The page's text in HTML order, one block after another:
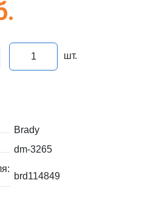
шт.
Brady
dm-3265
brd114849